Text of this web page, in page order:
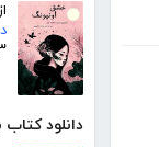
دانلود کتاب